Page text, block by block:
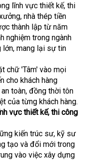
lĩnh vực thiết kế, thi
nhà thép tiền
thành lập từ năm
nghiệm trong ngành
lớn, mang lại sự tin
chữ 'Tâm' vào mọi
cho khách hàng
toàn, đồng thời tôn
của từng khách hàng.
vực thiết kế, thi công
kiến trúc sư, kỹ sư
tạo và đổi mới trong
vào việc xây dựng